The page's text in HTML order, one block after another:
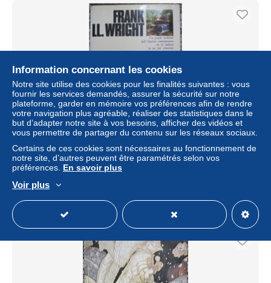
Frank LL. Wright-I Maestri del Novecento-Sansoni Editore
Firenze 1977
± 9,25 $US
Information concernant les cookies
Notre site utilise des cookies pour les finalités suivantes : vous
fournir les services demandés, assurer la sécurité sur notre
plateforme, garder en mémoire vos préférences afin de rendre
votre navigation plus agréable, réaliser des statistiques dans le
but d’adapter notre site à vos besoins, afficher des vidéos et
vous permettre de partager du contenu sur les réseaux sociaux.
Certains de ces cookies sont nécessaires au fonctionnement de
notre site, d’autres peuvent être paramétrés selon vos
préférences. En savoir plus
Voir plus